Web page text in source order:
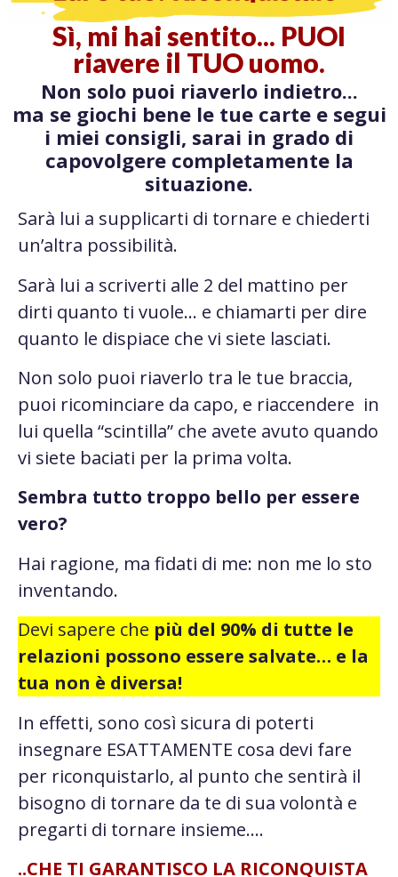
Sì, mi hai sentito... PUOI
riavere il TUO uomo.
Non solo puoi riaverlo indietro...
ma se giochi bene le tue carte e segui
i miei consigli, sarai in grado di
capovolgere completamente la
situazione.
Sarà lui a supplicarti di tornare e chiederti
un’altra possibilità.
Sarà lui a scriverti alle 2 del mattino per
dirti quanto ti vuole… e chiamarti per dire
quanto le dispiace che vi siete lasciati.
Non solo puoi riaverlo tra le tue braccia,
puoi ricominciare da capo, e riaccendere in
lui quella “scintilla” che avete avuto quando
vi siete baciati per la prima volta.
Sembra tutto troppo bello per essere
vero?
Hai ragione, ma fidati di me: non me lo sto
inventando.
Devi sapere che più del 90% di tutte le
relazioni possono essere salvate… e la
tua non è diversa!
In effetti, sono così sicura di poterti
insegnare ESATTAMENTE cosa devi fare
per riconquistarlo, al punto che sentirà il
bisogno di tornare da te di sua volontà e
pregarti di tornare insieme….
..CHE TI GARANTISCO LA RICONQUISTA